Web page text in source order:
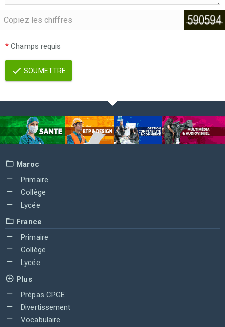
* Champs requis
SOUMETTRE
Maroc
Primaire
Collège
Lycée
France
Primaire
Collège
Lycée
Plus
Prépas CPGE
Divertissement
Vocabulaire